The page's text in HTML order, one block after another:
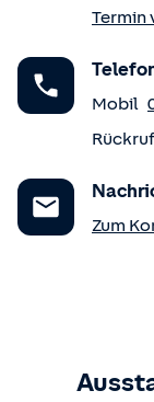
Termin
Mobil
Rückruf
Zum